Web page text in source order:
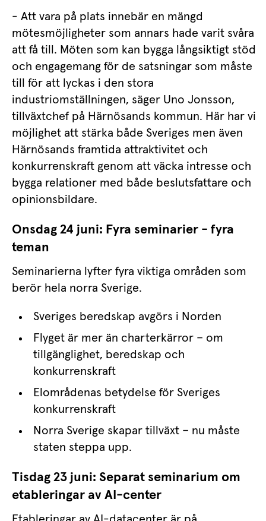
- Att vara på plats innebär en mängd
mötesmöjligheter som annars hade varit svåra
att få till. Möten som kan bygga långsiktigt stöd
och engagemang för de satsningar som måste
till för att lyckas i den stora
industriomställningen, säger Uno Jonsson,
tillväxtchef på Härnösands kommun. Här har vi
möjlighet att stärka både Sveriges men även
Härnösands framtida attraktivitet och
konkurrenskraft genom att väcka intresse och
bygga relationer med både beslutsfattare och
opinionsbildare.
Onsdag 24 juni: Fyra seminarier - fyra
teman
Seminarierna lyfter fyra viktiga områden som
berör hela norra Sverige.
Sveriges beredskap avgörs i Norden
Flyget är mer än charterkärror – om
tillgänglighet, beredskap och
konkurrenskraft
Elområdenas betydelse för Sveriges
konkurrenskraft
Norra Sverige skapar tillväxt – nu måste
staten steppa upp.
Tisdag 23 juni: Separat seminarium om
etableringar av AI-center